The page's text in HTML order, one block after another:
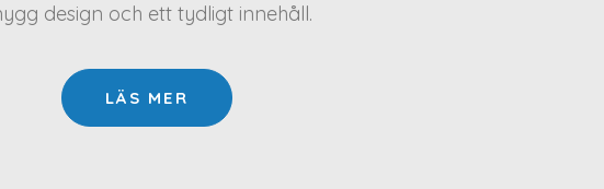
design och ett tydligt innehåll.
LÄS MER